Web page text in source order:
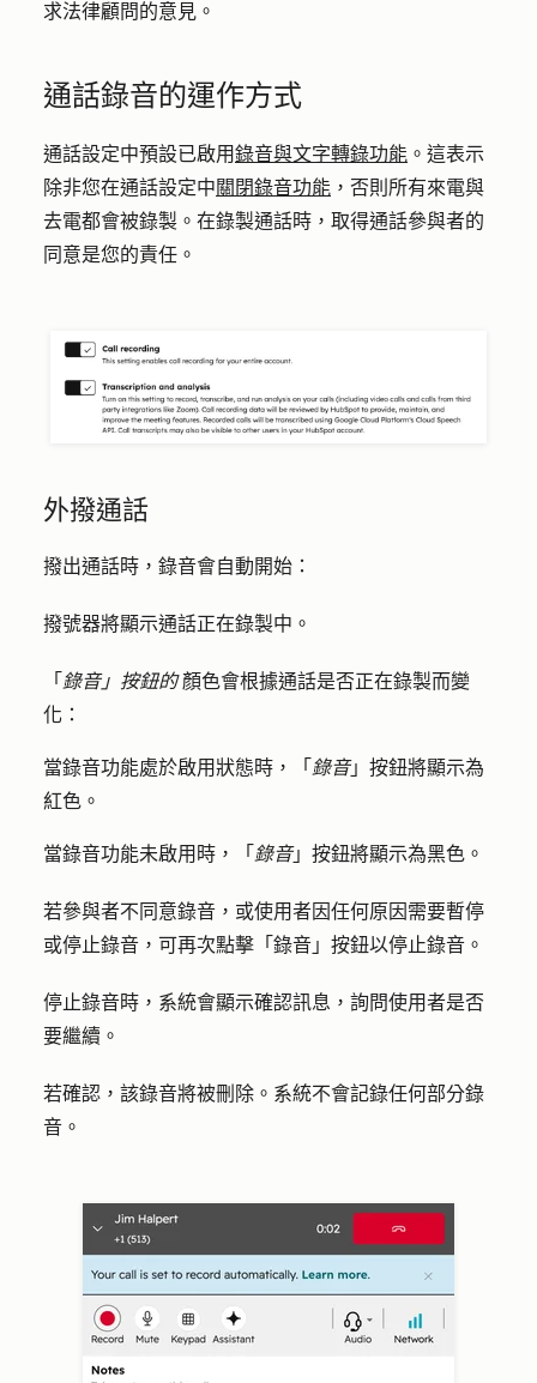
求法律顧問的意見。
通話錄音的運作方式
通話設定中預設已啟用錄音與文字轉錄功能 。這表示
除非您在通話設定中關閉錄音功能 ，否則所有來電與
去電都會被錄製。在錄製通話時，取得通話參與者的
同意是您的責任。
外撥通話
撥出通話時，錄音會自動開始：
撥號器將顯示通話正在錄製中。
「 錄音」按鈕的顏色會根據通話是否正在錄製而變
化：
當錄音功能處於啟用狀態時，「 錄音」按鈕將顯示為
紅色。
當錄音功能未啟用時，「 錄音」按鈕將顯示為黑色。
若參與者不同意錄音，或使用者因任何原因需要暫停
或停止錄音，可再次點擊「 錄音 」按鈕以停止錄音。
停止錄音時，系統會顯示確認訊息，詢問使用者是否
要繼續。
若確認，該錄音將被刪除。系統不會記錄任何部分錄
音。